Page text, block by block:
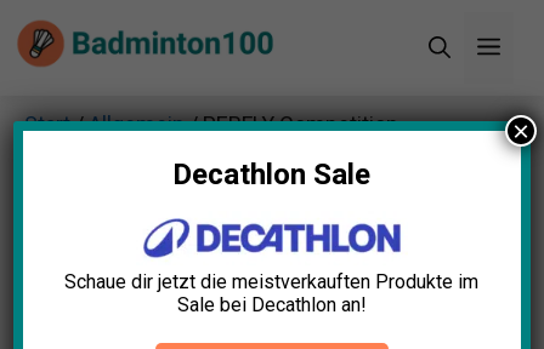
Zum
Inhalt
Start/Allgemein/ PERFLY Competition
Decathlon Sale
Schaue dir jetzt die meistverkauften Produkte im
Sale bei Decathlon an!
×